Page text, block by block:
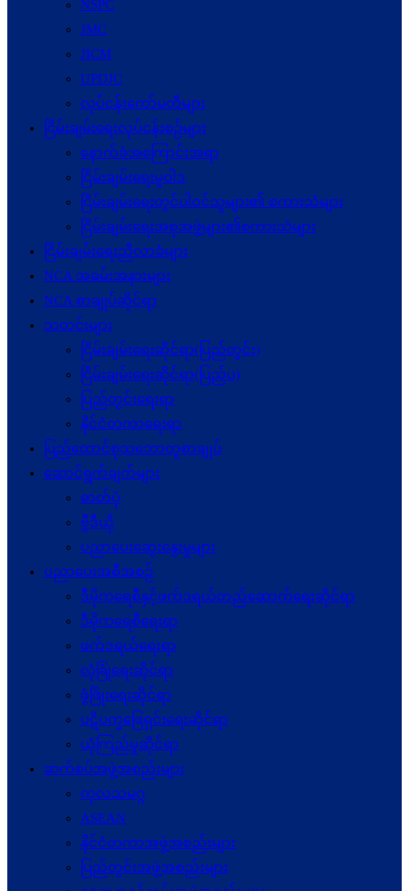
NSPC
JMC
JICM
UPDJC
လုပ်ငန်းကော်မတီများ
ငြိမ်းချမ်းရေးလုပ်ငန်းစဉ်များ
နောက်ခံအကြောင်းအရာ
ငြိမ်းချမ်းရေးမူဝါဒ
ငြိမ်းချမ်းရေးတွင်ပါဝင်သူများ၏ စကားသံများ
ငြိမ်းချမ်းရေးအစုအဖွဲ့များ၏စကားသံများ
ငြိမ်းချမ်းရေးညီလာခံများ
NCA အခမ်းအနားများ
NCA စာချုပ်ဆိုင်ရာ
သတင်းများ
ငြိမ်းချမ်းရေးဆိုင်ရာ(ပြည်တွင်း)
ငြိမ်းချမ်းရေးဆိုင်ရာ(ပြည်ပ)
ပြည်တွင်းရေးရာ
နိုင်ငံတကာရေးရာ
ပြည်ထောင်စုသဘောတူစာချုပ်
ဆောင်ရွက်ချက်များ
ဓာတ်ပုံ
ဗွီဒီယို
ပညာပေးဆွေးနွေးမှုများ
ပညာပေးအစီအစဉ်
ဒီမိုကရေစီနှင့်ဖက်ဒရယ်တည်ဆောက်ရေးဆိုင်ရာ
ဒီမိုကရေစီရေးရာ
ဖက်ဒရယ်ရေးရာ
လုံခြုံရေးဆိုင်ရာ
ဖွံဖြိုးရေးဆိုင်ရာ
ပဋိပက္ခ‌ဖြေရှင်းရေးဆိုင်ရာ
ယုံကြည်မှုဆိုင်ရာ
ဆက်စပ်အဖွဲ့အစည်းများ
ကုလသမဂ္ဂ
ASEAN
နိုင်ငံတကာအဖွဲ့အစည်းများ
ပြည်တွင်းအဖွဲ့အစည်းများ